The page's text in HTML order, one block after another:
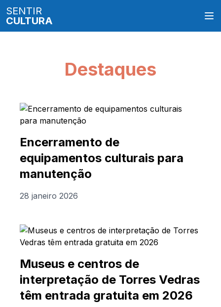
SENTIR
CULTURA
Destaques
Encerramento de
equipamentos culturais para
manutenção
28 janeiro 2026
Museus e centros de
interpretação de Torres Vedras
têm entrada gratuita em 2026